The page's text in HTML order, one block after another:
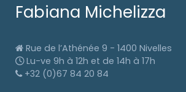
Fabiana Michelizza
Rue de l’Athénée 9 - 1400 Nivelles
Lu-ve 9h à 12h et de 14h à 17h
+32 (0)67 84 20 84